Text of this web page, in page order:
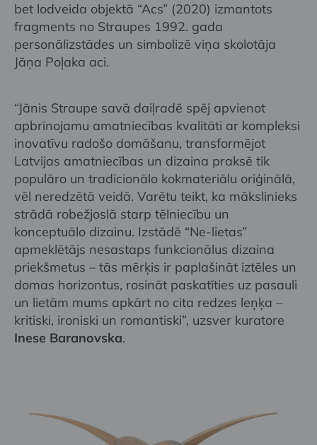
bet lodveida objektā “Acs” (2020) izmantots
fragments no Straupes 1992. gada
personālizstādes un simbolizē viņa skolotāja
Jāņa Poļaka aci.
“Jānis Straupe savā daiļradē spēj apvienot
apbrīnojamu amatniecības kvalitāti ar kompleksi
inovatīvu radošo domāšanu, transformējot
Latvijas amatniecības un dizaina praksē tik
populāro un tradicionālo kokmateriālu oriģinālā,
vēl neredzētā veidā. Varētu teikt, ka mākslinieks
strādā robežjoslā starp tēlniecību un
konceptuālo dizainu. Izstādē “Ne-lietas”
apmeklētājs nesastaps funkcionālus dizaina
priekšmetus – tās mērķis ir paplašināt iztēles un
domas horizontus, rosināt paskatīties uz pasauli
un lietām mums apkārt no cita redzes leņķa –
kritiski, ironiski un romantiski”, uzsver kuratore
Inese Baranovska.